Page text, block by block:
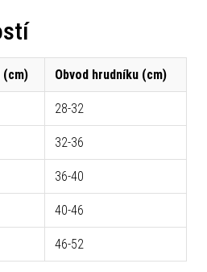
(cm) Obvod hrudníku (cm)
28-32
32-36
36-40
40-46
46-52